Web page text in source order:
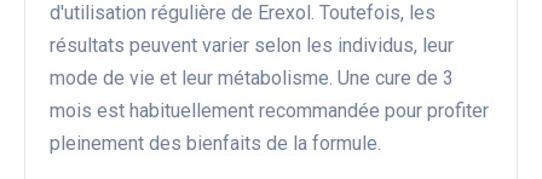
d'utilisation régulière de Erexol. Toutefois, les
résultats peuvent varier selon les individus, leur
mode de vie et leur métabolisme. Une cure de 3
mois est habituellement recommandée pour profiter
pleinement des bienfaits de la formule.